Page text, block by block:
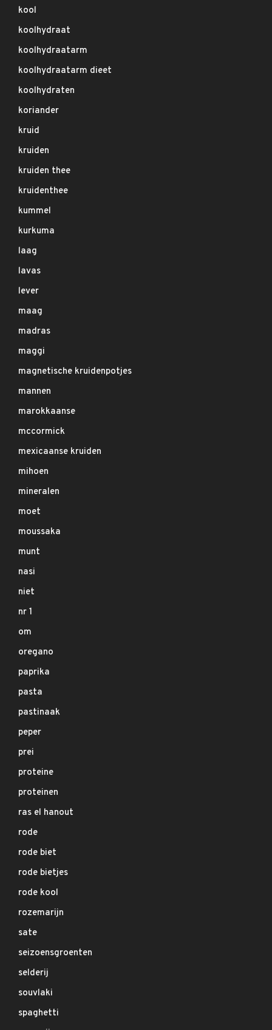
kool
koolhydraat
koolhydraatarm
koolhydraatarm dieet
koolhydraten
koriander
kruid
kruiden
kruiden thee
kruidenthee
kummel
kurkuma
laag
lavas
lever
maag
madras
maggi
magnetische kruidenpotjes
mannen
marokkaanse
mccormick
mexicaanse kruiden
mihoen
mineralen
moet
moussaka
munt
nasi
niet
nr 1
om
oregano
paprika
pasta
pastinaak
peper
prei
proteine
proteinen
ras el hanout
rode
rode biet
rode bietjes
rode kool
rozemarijn
sate
seizoensgroenten
selderij
souvlaki
spaghetti